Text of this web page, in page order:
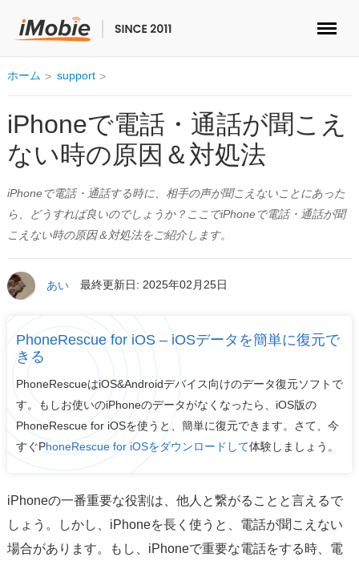
ロック解除&データ復元
データ転送
マルチメディア
便利ツール
ソリューション
ストア
ダウンロード
サポート
言語選択
ホーム support
iPhoneで電話・通話が聞こえ
ない時の原因＆対処法
iPhoneで電話・通話する時に、相手の声が聞こえないことにあった
ら、どうすれば良いのでしょうか？ここでiPhoneで電話・通話が聞
こえない時の原因＆対処法をご紹介します。
あい 最終更新日: 2025年02月25日
PhoneRescue for iOS – iOSデータを簡単に復元で
きる
PhoneRescueはiOS&Androidデバイス向けのデータ復元ソフトで
す。もしお使いのiPhoneのデータがなくなったら、iOS版の
PhoneRescue for iOSを使うと、簡単に復元できます。さて、今
すぐPhoneRescue for iOSをダウンロードして体験しましょう。
iPhoneの一番重要な役割は、他人と繋がることと言えるで
しょう。しかし、iPhoneを長く使うと、電話が聞こえない
場合があります。もし、iPhoneで重要な電話をする時、電